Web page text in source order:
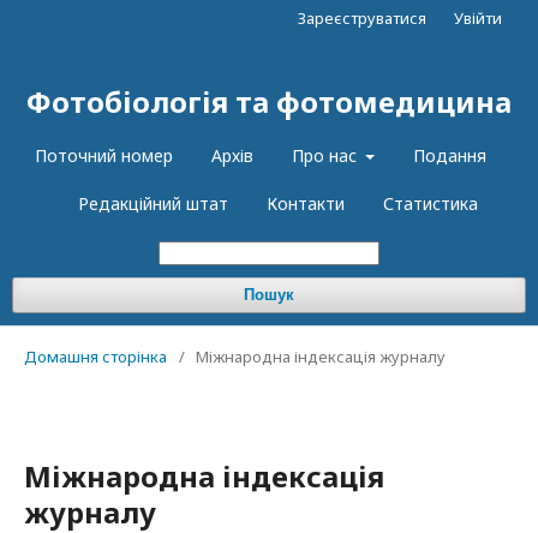
Фотобіологія та фотомедицина
Поточний номер Архів Про нас Подання
Редакційний штат Контакти Статистика
Пошук
Зареєструватися Увійти
Домашня сторінка / Міжнародна індексація журналу
Міжнародна індексація
журналу